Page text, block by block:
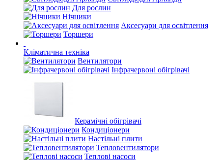
Для рослин
Нічники
Аксесуари для освітлення
Торшери
Кліматична техніка
Вентилятори
Інфрачервоні обігрівачі
Керамічні обігрівачі
Кондиціонери
Настільні плити
Тепловентилятори
Теплові насоси